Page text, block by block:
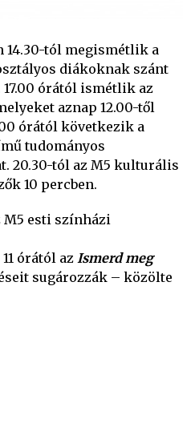
14.30-tól megismétlik a
diákoknak szánt
órától ismétlik az
aznap 12.00-től
órától következik a
tudományos
20.30-tól az M5 kulturális
10 percben.
M5 esti színházi
órától az Ismerd meg
sugározzák – közölte